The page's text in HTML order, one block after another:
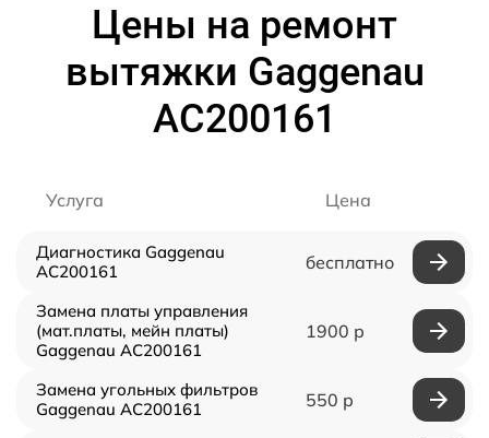
Цены на ремонт
вытяжки Gaggenau
AC200161
Услуга Цена
Диагностика Gaggenau
AC200161
бесплатно
Замена платы управления
(мат.платы, мейн платы)
Gaggenau AC200161
1900 р
Замена угольных фильтров
Gaggenau AC200161
550 р